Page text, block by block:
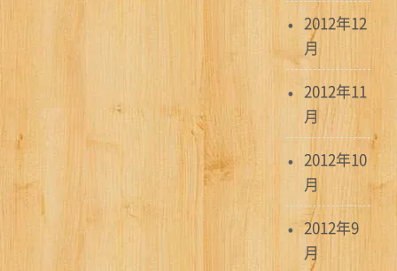
2012年12
月
2012年11
月
2012年10
月
2012年9
月